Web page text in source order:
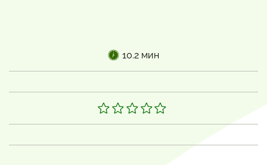
10.2 мин